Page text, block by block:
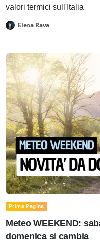
valori termici sull'Italia
Elena Rava
Prima Pagina
Meteo WEEKEND:
domenica si cambia